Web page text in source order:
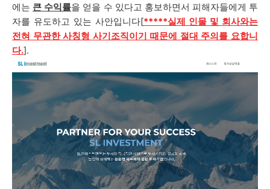
에는 큰 수익률을 얻을 수 있다고 홍보하면서 피해자들에게 투
자를 유도하고 있는 사안입니다[*****실제 인물 및 회사와는
전혀 무관한 사칭형 사기조직이기 때문에 절대 주의를 요합니
다.].